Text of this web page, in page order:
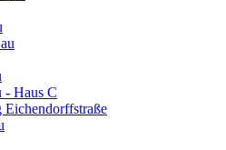
- Haus C
Eichendorffstraße